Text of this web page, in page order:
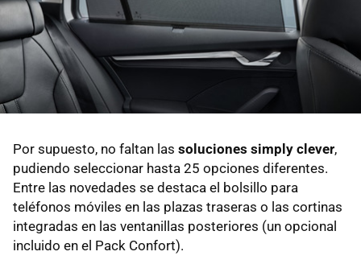
Por supuesto, no faltan las soluciones simply clever,
pudiendo seleccionar hasta 25 opciones diferentes.
Entre las novedades se destaca el bolsillo para
teléfonos móviles en las plazas traseras o las cortinas
integradas en las ventanillas posteriores (un opcional
incluido en el Pack Confort).